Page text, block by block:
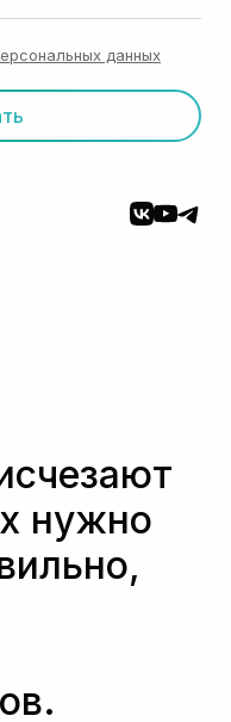
данных
нужно